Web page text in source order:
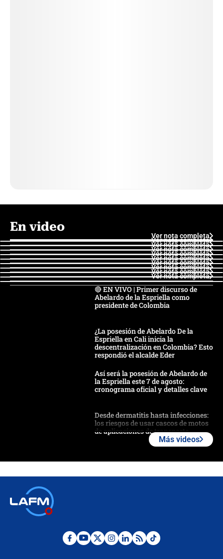
En video
Ver nota completa
Ver nota completa
Ver nota completa
Ver nota completa
Ver nota completa
Ver nota completa
Ver nota completa
Ver nota completa
Ver nota completa
Ver nota completa
🔴 EN VIVO | Primer discurso de
Abelardo de la Espriella como
presidente de Colombia
¿La posesión de Abelardo De la
Espriella en Cali inicia la
descentralización en Colombia? Esto
respondió el alcalde Eder
Así será la posesión de Abelardo de
la Espriella este 7 de agosto:
cronograma oficial y detalles clave
Desde dermatitis hasta infecciones:
los riesgos de usar cascos de motos
de aplicaciones de transporte
Posesión de Abelardo De La Espriella
Más videos